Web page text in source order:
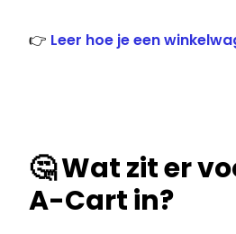
👉 Leer hoe je een
🤔 Wat zit er
A-Cart in?